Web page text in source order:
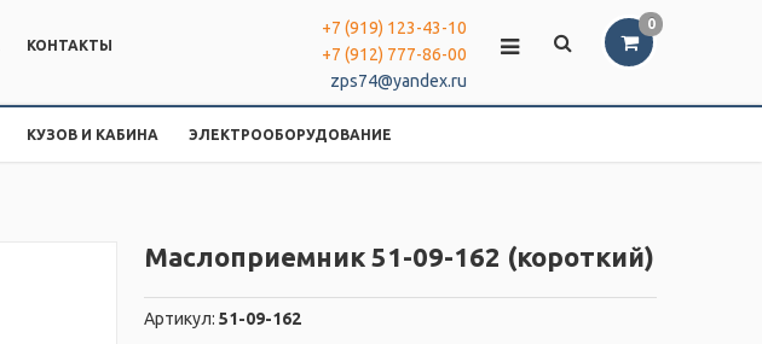
0
КОНТАКТЫ
+7 (919) 123-43-10
+7 (912) 777-86-00
zps74@yandex.ru
КУЗОВ И КАБИНА ЭЛЕКТРООБОРУДОВАНИЕ
Маслоприемник 51-09-162 (короткий)
Артикул:51-09-162